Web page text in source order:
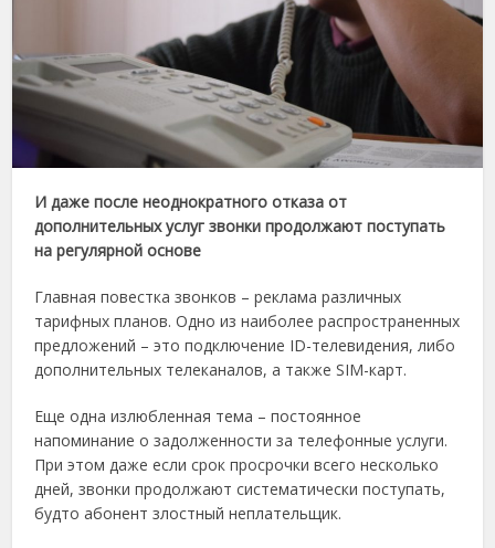
И даже после неоднократного отказа от
дополнительных услуг звонки продолжают поступать
на регулярной основе
Главная повестка звонков – реклама различных
тарифных планов. Одно из наиболее распространенных
предложений – это подключение ID-телевидения, либо
дополнительных телеканалов, а также SIM-карт.
Еще одна излюбленная тема – постоянное
напоминание о задолженности за телефонные услуги.
При этом даже если срок просрочки всего несколько
дней, звонки продолжают систематически поступать,
будто абонент злостный неплательщик.